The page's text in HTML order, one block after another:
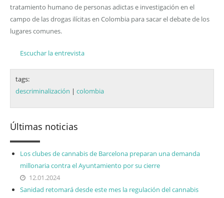
tratamiento humano de personas adictas e investigación en el
campo de las drogas ilícitas en Colombia para sacar el debate de los
lugares comunes.
Escuchar la entrevista
tags:
descriminalización | colombia
Últimas noticias
Los clubes de cannabis de Barcelona preparan una demanda
millonaria contra el Ayuntamiento por su cierre
12.01.2024
Sanidad retomará desde este mes la regulación del cannabis